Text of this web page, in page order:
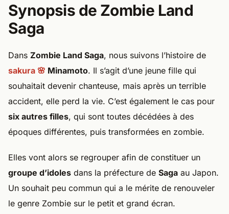
Synopsis de Zombie Land
Saga
Dans Zombie Land Saga, nous suivons l’histoire de
sakura 🌸 Minamoto. Il s’agit d’une jeune fille qui
souhaitait devenir chanteuse, mais après un terrible
accident, elle perd la vie. C’est également le cas pour
six autres filles, qui sont toutes décédées à des
époques différentes, puis transformées en zombie.
Elles vont alors se regrouper afin de constituer un
groupe d’idoles dans la préfecture de Saga au Japon.
Un souhait peu commun qui a le mérite de renouveler
le genre Zombie sur le petit et grand écran.